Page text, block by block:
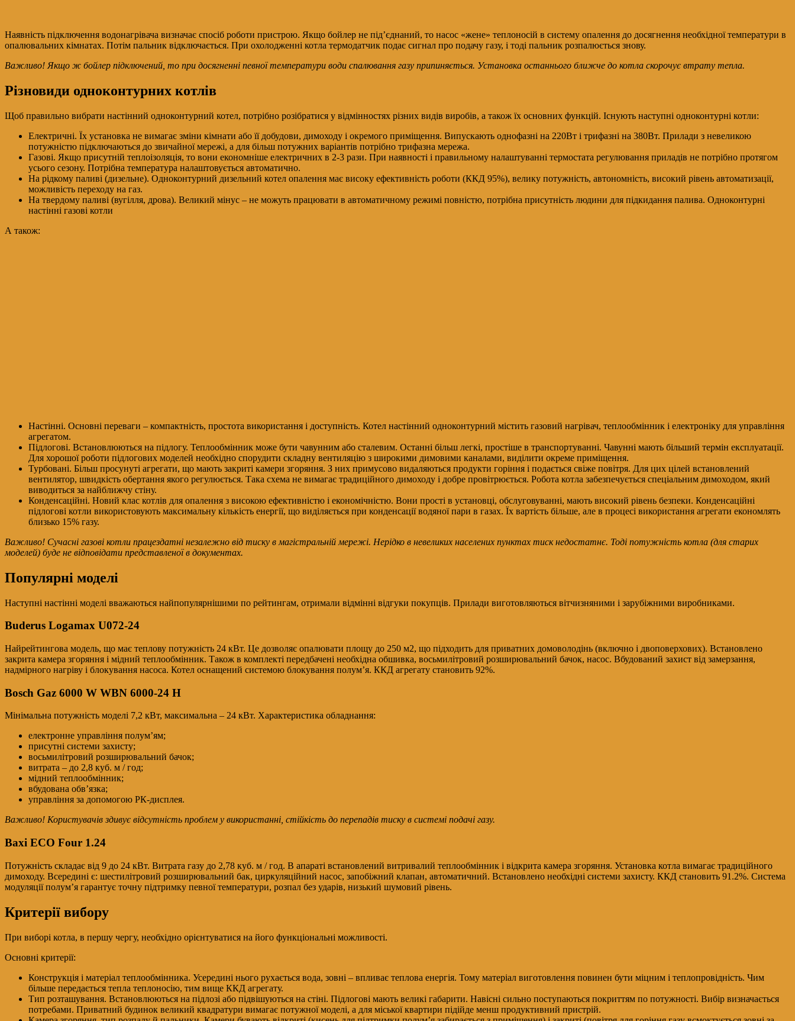
Наявність підключення водонагрівача визначає спосіб роботи пристрою. Якщо бойлер не під’єднаний, то насос «жене» теплоносій в систему опалення до досягнення необхідної температури в
опалювальних кімнатах. Потім пальник відключається. При охолодженні котла термодатчик подає сигнал про подачу газу, і тоді пальник розпалюється знову.
Важливо! Якщо ж бойлер підключений, то при досягненні певної температури води спалювання газу припиняється. Установка останнього ближче до котла скорочує втрату тепла.
Різновиди одноконтурних котлів
Щоб правильно вибрати настінний одноконтурний котел, потрібно розібратися у відмінностях різних видів виробів, а також їх основних функцій. Існують наступні одноконтурні котли:
Електричні. Їх установка не вимагає зміни кімнати або її добудови, димоходу і окремого приміщення. Випускають однофазні на 220Вт і трифазні на 380Вт. Прилади з невеликою
потужністю підключаються до звичайної мережі, а для більш потужних варіантів потрібно трифазна мережа.
Газові. Якщо присутній теплоізоляція, то вони економніше електричних в 2-3 рази. При наявності і правильному налаштуванні термостата регулювання приладів не потрібно протягом
усього сезону. Потрібна температура налаштовується автоматично.
На рідкому паливі (дизельне). Одноконтурний дизельний котел опалення має високу ефективність роботи (ККД 95%), велику потужність, автономність, високий рівень автоматизації,
можливість переходу на газ.
На твердому паливі (вугілля, дрова). Великий мінус – не можуть працювати в автоматичному режимі повністю, потрібна присутність людини для підкидання палива. Одноконтурні
настінні газові котли
А також:
Настінні. Основні переваги – компактність, простота використання і доступність. Котел настінний одноконтурний містить газовий нагрівач, теплообмінник і електроніку для управління
агрегатом.
Підлогові. Встановлюються на підлогу. Теплообмінник може бути чавунним або сталевим. Останні більш легкі, простіше в транспортуванні. Чавунні мають більший термін експлуатації.
Для хорошої роботи підлогових моделей необхідно спорудити складну вентиляцію з широкими димовими каналами, виділити окреме приміщення.
Турбовані. Більш просунуті агрегати, що мають закриті камери згоряння. З них примусово видаляються продукти горіння і подається свіже повітря. Для цих цілей встановлений
вентилятор, швидкість обертання якого регулюється. Така схема не вимагає традиційного димоходу і добре провітрюється. Робота котла забезпечується спеціальним димоходом, який
виводиться за найближчу стіну.
Конденсаційні. Новий клас котлів для опалення з високою ефективністю і економічністю. Вони прості в установці, обслуговуванні, мають високий рівень безпеки. Конденсаційні
підлогові котли використовують максимальну кількість енергії, що виділяється при конденсації водяної пари в газах. Їх вартість більше, але в процесі використання агрегати економлять
близько 15% газу.
Важливо! Сучасні газові котли працездатні незалежно від тиску в магістральній мережі. Нерідко в невеликих населених пунктах тиск недостатнє. Тоді потужність котла (для старих
моделей) буде не відповідати представленої в документах.
Популярні моделі
Наступні настінні моделі вважаються найпопулярнішими по рейтингам, отримали відмінні відгуки покупців. Прилади виготовляються вітчизняними і зарубіжними виробниками.
Buderus Logamax U072-24
Найрейтингова модель, що має теплову потужність 24 кВт. Це дозволяє опалювати площу до 250 м2, що підходить для приватних домоволодінь (включно і двоповерхових). Встановлено
закрита камера згоряння і мідний теплообмінник. Також в комплекті передбачені необхідна обшивка, восьмилітровий розширювальний бачок, насос. Вбудований захист від замерзання,
надмірного нагріву і блокування насоса. Котел оснащений системою блокування полум’я. ККД агрегату становить 92%.
Bosch Gaz 6000 W WBN 6000-24 H
Мінімальна потужність моделі 7,2 кВт, максимальна – 24 кВт. Характеристика обладнання:
електронне управління полум’ям;
присутні системи захисту;
восьмилітровий розширювальний бачок;
витрата – до 2,8 куб. м / год;
мідний теплообмінник;
вбудована обв’язка;
управління за допомогою РК-дисплея.
Важливо! Користувачів здивує відсутність проблем у використанні, стійкість до перепадів тиску в системі подачі газу.
Baxi ECO Four 1.24
Потужність складає від 9 до 24 кВт. Витрата газу до 2,78 куб. м / год. В апараті встановлений витривалий теплообмінник і відкрита камера згоряння. Установка котла вимагає традиційного
димоходу. Всередині є: шестилітровий розширювальний бак, циркуляційний насос, запобіжний клапан, автоматичний. Встановлено необхідні системи захисту. ККД становить 91.2%. Система
модуляції полум’я гарантує точну підтримку певної температури, розпал без ударів, низький шумовий рівень.
Критерії вибору
При виборі котла, в першу чергу, необхідно орієнтуватися на його функціональні можливості.
Основні критерії:
Конструкція і матеріал теплообмінника. Усередині нього рухається вода, зовні – впливає теплова енергія. Тому матеріал виготовлення повинен бути міцним і теплопровідність. Чим
більше передається тепла теплоносію, тим вище ККД агрегату.
Тип розташування. Встановлюються на підлозі або підвішуються на стіні. Підлогові мають великі габарити. Навісні сильно поступаються покриттям по потужності. Вибір визначається
потребами. Приватний будинок великий квадратури вимагає потужної моделі, а для міської квартири підійде менш продуктивний пристрій.